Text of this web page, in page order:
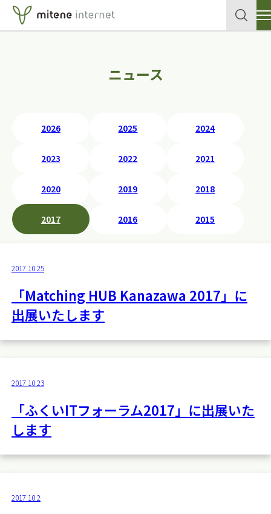
クラウド
セキュリティ
ネットワーク
メールサービス
ホスティングサービス
企業情報
導入事例
テックブログ
個人向けサイトはこちら
ニュース
2026 2025 2024
2023 2022 2021
2020 2019 2018
2017 2016 2015
2017.10.25
「Matching HUB Kanazawa 2017」に
出展いたします
2017.10.23
「ふくいITフォーラム2017」に出展いた
します
2017.10.2